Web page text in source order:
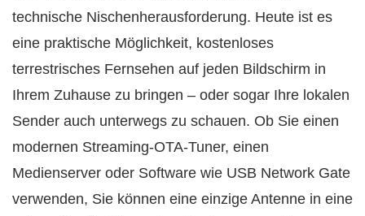
technische Nischenherausforderung. Heute ist es
eine praktische Möglichkeit, kostenloses
terrestrisches Fernsehen auf jeden Bildschirm in
Ihrem Zuhause zu bringen – oder sogar Ihre lokalen
Sender auch unterwegs zu schauen. Ob Sie einen
modernen Streaming-OTA-Tuner, einen
Medienserver oder Software wie USB Network Gate
verwenden, Sie können eine einzige Antenne in eine